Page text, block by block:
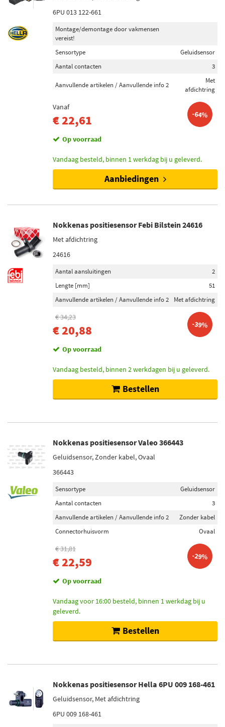
6PU 013 122-661
Montage/demontage door vakmensen
vereist!
Sensortype
Geluidsensor
Aantal contacten
3
Aanvullende artikelen / Aanvullende info 2
Met
afdichtring
Vanaf
€ 22,61 -64%
Op voorraad
Vandaag besteld, binnen 1 werkdag bij u geleverd.
Aanbiedingen
Nokkenas positiesensor Febi Bilstein 24616
Met afdichtring
24616
Aantal aansluitingen
2
Lengte [mm]
51
Aanvullende artikelen / Aanvullende info 2
Met afdichtring
€ 34,23
€ 20,88 -39%
Op voorraad
Vandaag besteld, binnen 2 werkdagen bij u geleverd.
Bestellen
Nokkenas positiesensor Valeo 366443
Geluidsensor, Zonder kabel, Ovaal
366443
Sensortype
Geluidsensor
Aantal contacten
3
Aanvullende artikelen / Aanvullende info 2
Zonder kabel
Connectorhuisvorm
Ovaal
€ 31,81
€ 22,59 -29%
Op voorraad
Vandaag voor 16:00 besteld, binnen 1 werkdag bij u
geleverd.
Bestellen
Nokkenas positiesensor Hella 6PU 009 168-461
Geluidsensor, Met afdichtring
6PU 009 168-461